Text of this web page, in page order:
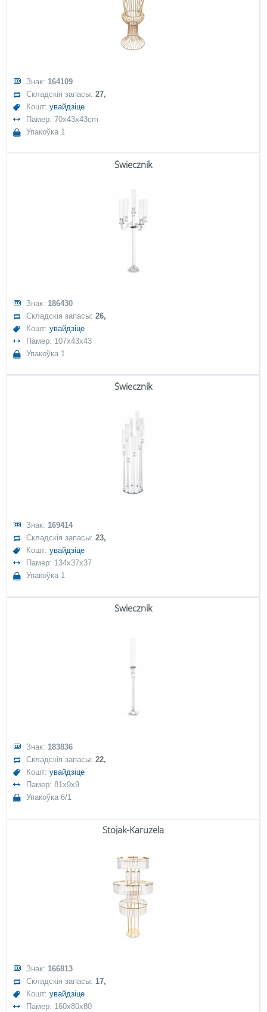
Знак: 164109
Складскія запасы:27,
Кошт:увайдзіце
Памер: 70x43x43cm
Упакоўка 1
Świecznik
Знак: 186430
Складскія запасы:26,
Кошт:увайдзіце
Памер: 107x43x43
Упакоўка 1
Świecznik
Знак: 169414
Складскія запасы:23,
Кошт:увайдзіце
Памер: 134x37x37
Упакоўка 1
Świecznik
Знак: 183836
Складскія запасы:22,
Кошт:увайдзіце
Памер: 81x9x9
Упакоўка 6/1
Stojak-Karuzela
Знак: 166813
Складскія запасы:17,
Кошт:увайдзіце
Памер: 160x80x80